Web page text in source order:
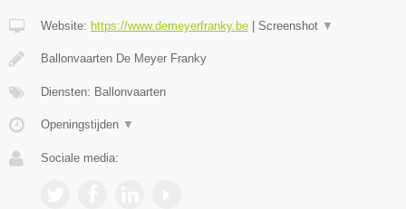
Website: https://www.demeyerfranky.be | Screenshot ▼
Ballonvaarten De Meyer Franky
Diensten: Ballonvaarten
Openingstijden ▼
Sociale media: